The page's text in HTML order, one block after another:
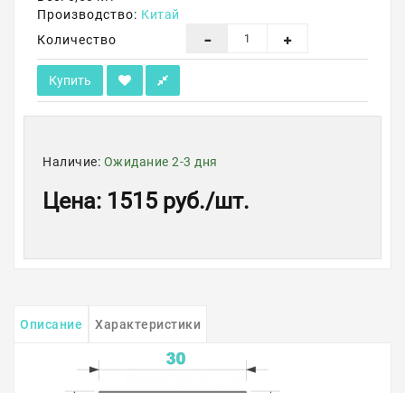
Производство: Китай
Количество
Купить
Наличие: Ожидание 2-3 дня
Цена: 1515 руб./шт.
Описание Характеристики